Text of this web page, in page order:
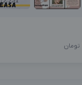
تومان